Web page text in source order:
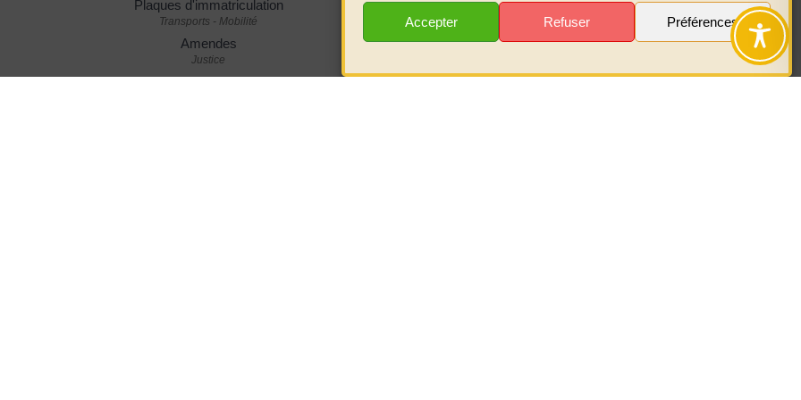
Accepter Refuser Préférences
Plaques d'immatriculation
Transports - Mobilité
Amendes
Justice
Immobilisation d'un véhicule